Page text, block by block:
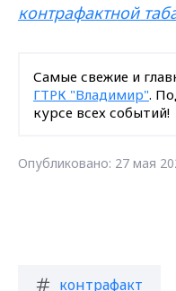
контрафактной
Самые свежие и
ГТРК "Владимир".
курсе всех событий!
Опубликовано: 27 мая
контрафакт